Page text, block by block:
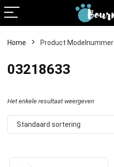
Home Product Modelnummer
03218633
Het enkele resultaat weergeven
Standaard sortering